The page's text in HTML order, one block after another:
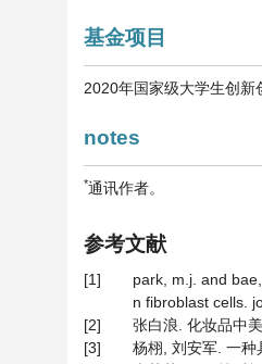
基金项目
2020年国家级大学生创
notes
*通讯作者。
参考文献
[1]
park, m.j. and
n fibroblast cells.
[2]
张白浪. 化妆品中
[3]
杨栩, 刘安军. 一种